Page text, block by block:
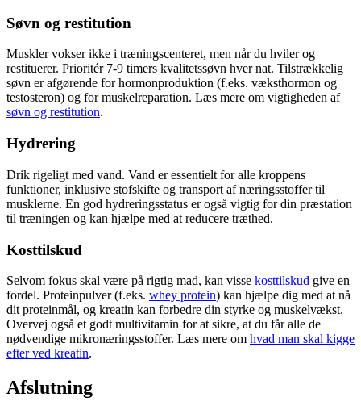
Søvn og restitution
Muskler vokser ikke i træningscenteret, men når du hviler og
restituerer. Prioritér 7-9 timers kvalitetssøvn hver nat. Tilstrækkelig
søvn er afgørende for hormonproduktion (f.eks. væksthormon og
testosteron) og for muskelreparation. Læs mere om vigtigheden af
søvn og restitution.
Hydrering
Drik rigeligt med vand. Vand er essentielt for alle kroppens
funktioner, inklusive stofskifte og transport af næringsstoffer til
musklerne. En god hydreringsstatus er også vigtig for din præstation
til træningen og kan hjælpe med at reducere træthed.
Kosttilskud
Selvom fokus skal være på rigtig mad, kan visse kosttilskud give en
fordel. Proteinpulver (f.eks. whey protein) kan hjælpe dig med at nå
dit proteinmål, og kreatin kan forbedre din styrke og muskelvækst.
Overvej også et godt multivitamin for at sikre, at du får alle de
nødvendige mikronæringsstoffer. Læs mere om hvad man skal kigge
efter ved kreatin.
Afslutning